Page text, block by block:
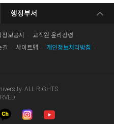
행정부서
정보공시
교직원 윤리강령
길 사이트맵
개인정보처리방침
ALL RIGHTS